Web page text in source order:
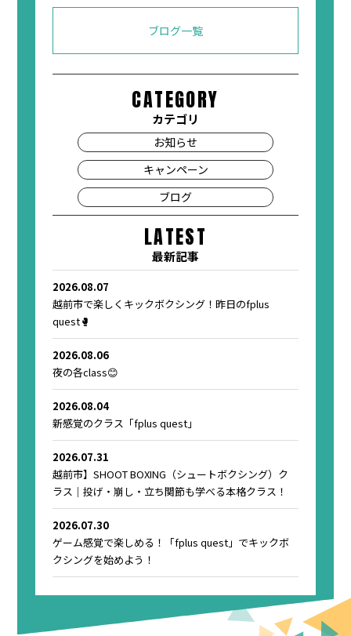
ブログ一覧
CATEGORY
カテゴリ
お知らせ
キャンペーン
ブログ
LATEST
最新記事
2026.08.07
越前市で楽しくキックボクシング！昨日のfplus
quest🥊
2026.08.06
夜の各class😊
2026.08.04
新感覚のクラス「fplus quest」
2026.07.31
越前市】SHOOT BOXING（シュートボクシング）ク
ラス｜投げ・崩し・立ち関節も学べる本格クラス！
2026.07.30
ゲーム感覚で楽しめる！「fplus quest」でキックボ
クシングを始めよう！